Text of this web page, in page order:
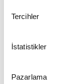
Tercihler
İstatistikler
Pazarlama
Kampanya ve